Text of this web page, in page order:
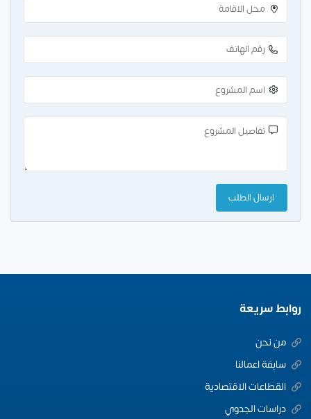
روابط سريعة
من نحن
سابقة اعمالنا
القطاعات الاقتصادية
دراسات الجدوي